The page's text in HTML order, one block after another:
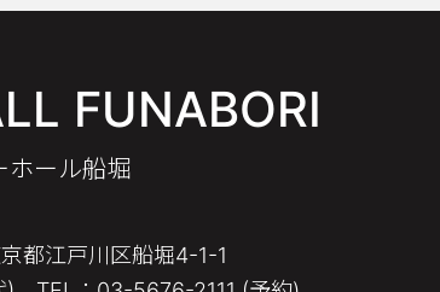
FUNABORI
ホール船堀
都江戸川区船堀4-1-1